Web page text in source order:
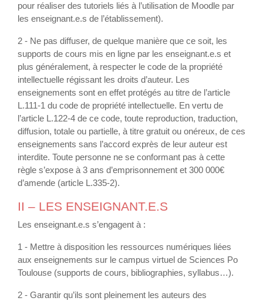
pour réaliser des tutoriels liés à l’utilisation de Moodle par
les enseignant.e.s de l’établissement).
2 - Ne pas diffuser, de quelque manière que ce soit, les
supports de cours mis en ligne par les enseignant.e.s et
plus généralement, à respecter le code de la propriété
intellectuelle régissant les droits d’auteur. Les
enseignements sont en effet protégés au titre de l’article
L.111-1 du code de propriété intellectuelle. En vertu de
l’article L.122-4 de ce code, toute reproduction, traduction,
diffusion, totale ou partielle, à titre gratuit ou onéreux, de ces
enseignements sans l’accord exprès de leur auteur est
interdite. Toute personne ne se conformant pas à cette
règle s’expose à 3 ans d’emprisonnement et 300 000€
d’amende (article L.335-2).
II – LES ENSEIGNANT.E.S
Les enseignant.e.s s’engagent à :
1 - Mettre à disposition les ressources numériques liées
aux enseignements sur le campus virtuel de Sciences Po
Toulouse (supports de cours, bibliographies, syllabus…).
2 - Garantir qu’ils sont pleinement les auteurs des